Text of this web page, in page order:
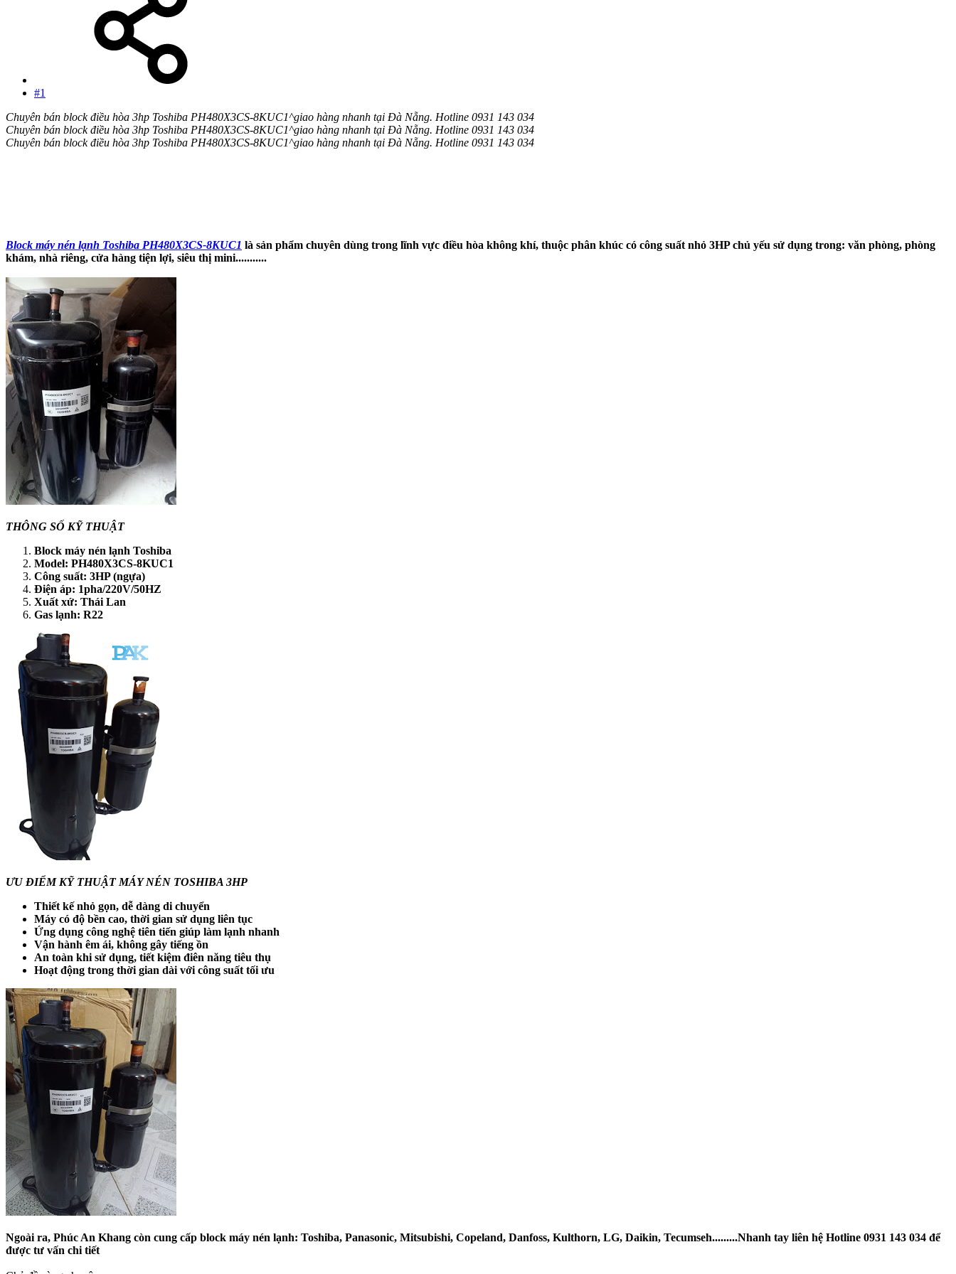
#1
Chuyên bán block điều hòa 3hp Toshiba PH480X3CS-8KUC1^giao hàng nhanh tại Đà Nẵng. Hotline 0931 143 034
Chuyên bán block điều hòa 3hp Toshiba PH480X3CS-8KUC1^giao hàng nhanh tại Đà Nẵng. Hotline 0931 143 034
Chuyên bán block điều hòa 3hp Toshiba PH480X3CS-8KUC1^giao hàng nhanh tại Đà Nẵng. Hotline 0931 143 034
Block máy nén lạnh Toshiba PH480X3CS-8KUC1 là sản phẩm chuyên dùng trong lĩnh vực điều hòa không khí, thuộc phân khúc có công suất nhỏ 3HP chủ yếu sử dụng trong: văn phòng, phòng
khám, nhà riêng, cửa hàng tiện lợi, siêu thị mini...........
THÔNG SỐ KỸ THUẬT
Block máy nén lạnh Toshiba
Model: PH480X3CS-8KUC1
Công suất: 3HP (ngựa)
Điện áp: 1pha/220V/50HZ
Xuất xứ: Thái Lan
Gas lạnh: R22
ƯU ĐIỂM KỸ THUẬT MÁY NÉN TOSHIBA 3HP
Thiết kế nhỏ gọn, dễ dàng di chuyển
Máy có độ bền cao, thời gian sử dụng liên tục
Ứng dụng công nghệ tiên tiến giúp làm lạnh nhanh
Vận hành êm ái, không gây tiếng ồn
An toàn khi sử dụng, tiết kiệm điên năng tiêu thụ
Hoạt động trong thời gian dài với công suất tối ưu
Ngoài ra, Phúc An Khang còn cung cấp block máy nén lạnh: Toshiba, Panasonic, Mitsubishi, Copeland, Danfoss, Kulthorn, LG, Daikin, Tecumseh.........Nhanh tay liên hệ Hotline 0931 143 034 để
được tư vấn chi tiết